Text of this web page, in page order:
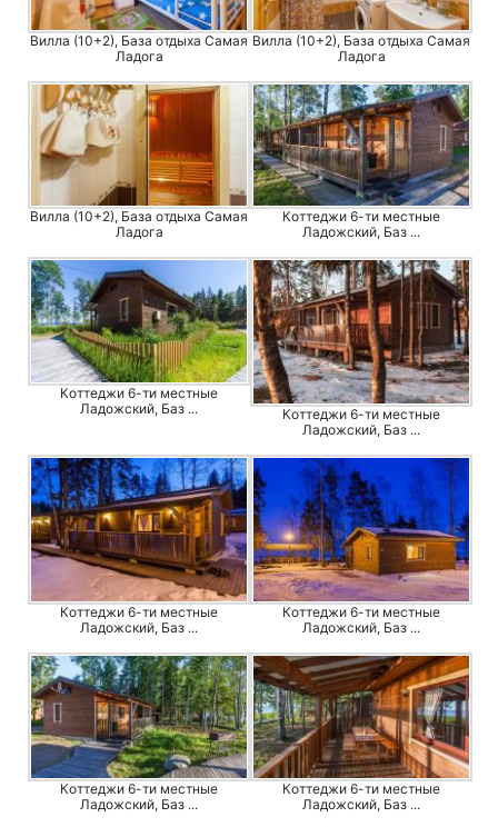
Вилла (10+2), База отдыха Самая
Ладога
Вилла (10+2), База отдыха Самая
Ладога
Вилла (10+2), База отдыха Самая
Ладога
Коттеджи 6-ти местные
Ладожский, Баз ...
Коттеджи 6-ти местные
Ладожский, Баз ...
Коттеджи 6-ти местные
Ладожский, Баз ...
Коттеджи 6-ти местные
Ладожский, Баз ...
Коттеджи 6-ти местные
Ладожский, Баз ...
Коттеджи 6-ти местные
Ладожский, Баз ...
Коттеджи 6-ти местные
Ладожский, Баз ...